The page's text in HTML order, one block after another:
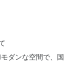
ダンな空間で、国